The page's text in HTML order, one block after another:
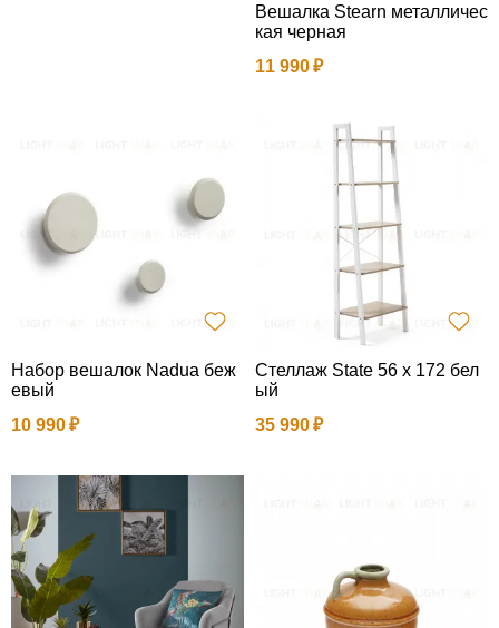
Вешалка Stearn металличес
кая черная
11 990
Набор вешалок Nadua беж
евый
10 990
Стеллаж State 56 х 172 бел
ый
35 990